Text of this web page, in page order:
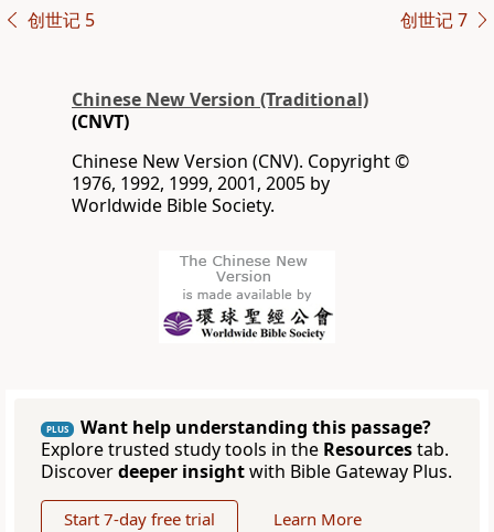
创世记 5 创世记 7
Chinese New Version (Traditional)
(CNVT)
Chinese New Version (CNV). Copyright ©
1976, 1992, 1999, 2001, 2005 by
Worldwide Bible Society.
PLUS
Want help understanding this passage?
Explore trusted study tools in the Resourcestab.
Discoverdeeper insightwith Bible Gateway Plus.
Start 7-day free trial Learn More